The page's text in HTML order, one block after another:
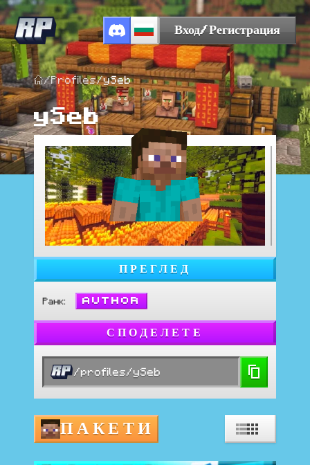
Вход/Регистрация
/Profiles/ySeb
ySeb
ПРЕГЛЕД
Ранк: Author
СПОДЕЛЕТЕ
/profiles/ySeb
ПАКЕТИ